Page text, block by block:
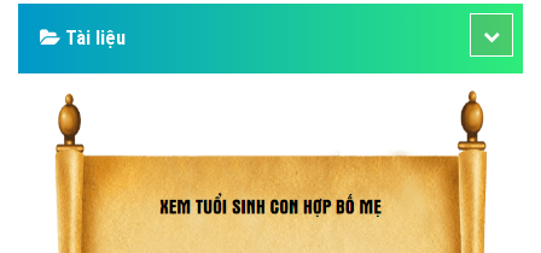
Tài liệu